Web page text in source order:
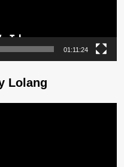
01:11:24
Lolang